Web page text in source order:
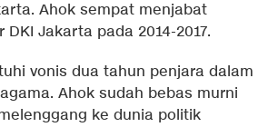
Ahok sempat menjabat
Jakarta pada 2014-2017.
vonis dua tahun penjara dalam
Ahok sudah bebas murni
ke dunia politik